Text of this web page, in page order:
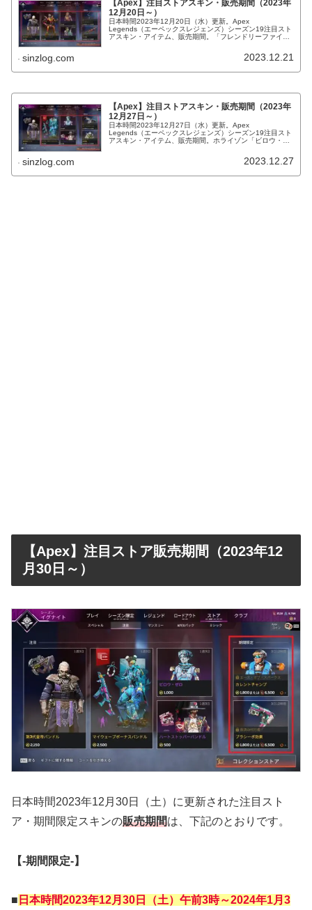
【Apex】注目ストアスキン・販売期間（2023年
12月20日～）
日本時間2023年12月20日（水）更新。Apex
Legends（エーペックスレジェンズ）シーズン19注目スト
アスキン・アイテム、販売期間。「フレンドリーファイ
sinzlog.com 2023.12.21
【Apex】注目ストアスキン・販売期間（2023年
12月27日～）
日本時間2023年12月27日（水）更新。Apex
Legends（エーペックスレジェンズ）シーズン19注目スト
アスキン・アイテム、販売期間。ホライゾン「ビロウ・ゼ
sinzlog.com 2023.12.27
【Apex】注目ストア販売期間（2023年12
月30日～）
日本時間2023年12月30日（土）に更新された注目スト
ア・期間限定スキンの販売期間は、下記のとおりです。
【‐期間限定‐】
■ 日本時間2023年12月30日（土）午前3時～2024年1月3